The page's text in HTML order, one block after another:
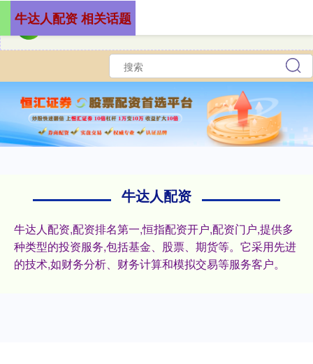
牛达人配资
牛达人配资,配资排名第一,恒指配资开户,配资门户,提供多
种类型的投资服务,包括基金、股票、期货等。它采用先进
的技术,如财务分析、财务计算和模拟交易等服务客户。
牛达人配资 相关话题